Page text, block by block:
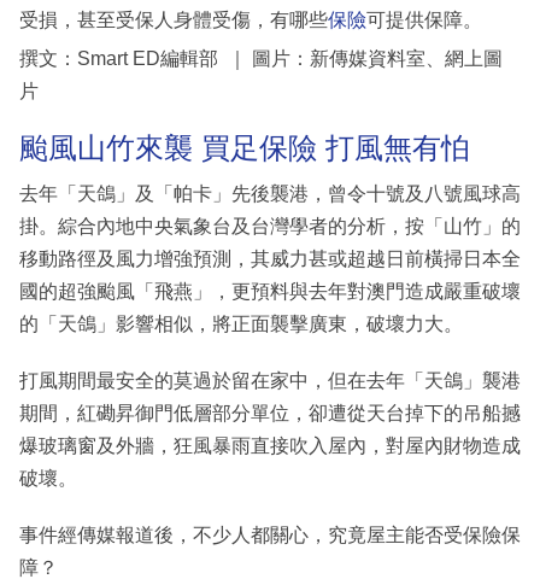
受損，甚至受保人身體受傷，有哪些保險可提供保障。
撰文：Smart ED編輯部 ｜ 圖片：新傳媒資料室、網上圖
片
颱風山竹來襲 買足保險 打風無有怕
去年「天鴿」及「帕卡」先後襲港，曾令十號及八號風球高
掛。綜合內地中央氣象台及台灣學者的分析，按「山竹」的
移動路徑及風力增強預測，其威力甚或超越日前橫掃日本全
國的超強颱風「飛燕」，更預料與去年對澳門造成嚴重破壞
的「天鴿」影響相似，將正面襲擊廣東，破壞力大。
打風期間最安全的莫過於留在家中，但在去年「天鴿」襲港
期間，紅磡昇御門低層部分單位，卻遭從天台掉下的吊船撼
爆玻璃窗及外牆，狂風暴雨直接吹入屋內，對屋內財物造成
破壞。
事件經傳媒報道後，不少人都關心，究竟屋主能否受保險保
障？